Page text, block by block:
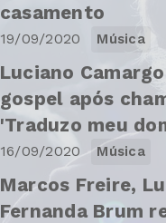
casamento
Música
19/09/2020
Luciano
gospel após
'Traduzo meu
Música
16/09/2020
Marcos Freire,
Fernanda Brum